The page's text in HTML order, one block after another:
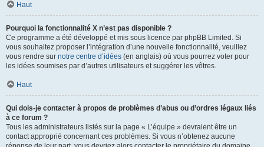
Haut
Pourquoi la fonctionnalité X n’est pas disponible ?
Ce programme a été développé et mis sous licence par phpBB Limited. Si
vous souhaitez proposer l’intégration d’une nouvelle fonctionnalité, veuillez
vous rendre sur notre centre d’idées (en anglais) où vous pourrez voter pour
les idées soumises par d’autres utilisateurs et suggérer les vôtres.
Haut
Qui dois-je contacter à propos de problèmes d’abus ou d’ordres légaux liés
à ce forum ?
Tous les administrateurs listés sur la page « L’équipe » devraient être un
contact approprié concernant ces problèmes. Si vous n’obtenez aucune